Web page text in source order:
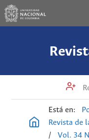
Está en:
Revista de
/
Vol. 34